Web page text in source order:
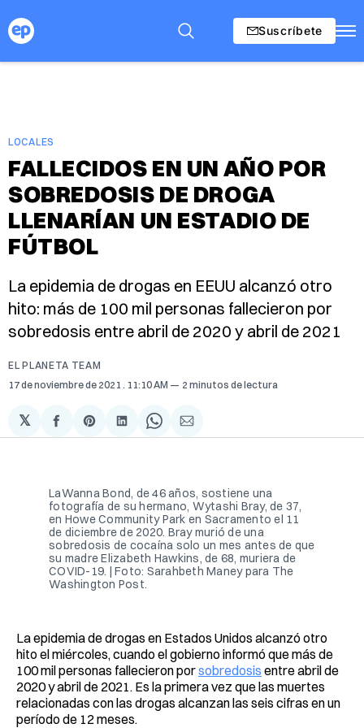
Suscríbete
LOCALES
FALLECIDOS EN UN AÑO POR
SOBREDOSIS DE DROGA
LLENARÍAN UN ESTADIO DE
FÚTBOL
La epidemia de drogas en EEUU alcanzó otro
hito: más de 100 mil personas fallecieron por
sobredosis entre abril de 2020 y abril de 2021
EL PLANETA TEAM
17 de noviembre de 2021 . 11:10 AM 2 minutos de lectura
𝕏
Compartir
en
Share
on
Compartir
en
Share
on
Compartir
via
LaWanna Bond, de 46 años, sostiene una
fotografía de su hermano, Wytashi Bray, de 37,
en Howe Community Park en Sacramento el 11
de diciembre de 2020. Bray murió de una
sobredosis de cocaína solo un mes antes de que
su madre Elizabeth Hawkins, de 68, muriera de
COVID-19. | Foto: Sarahbeth Maney para The
Washington Post.
La epidemia de drogas en Estados Unidos alcanzó otro
hito el miércoles, cuando el gobierno informó que más de
100 mil personas fallecieron porsobredosis entre abril de
2020 y abril de 2021. Es la primera vez que las muertes
relacionadas con las drogas alcanzan las seis cifras en un
período de 12 meses.